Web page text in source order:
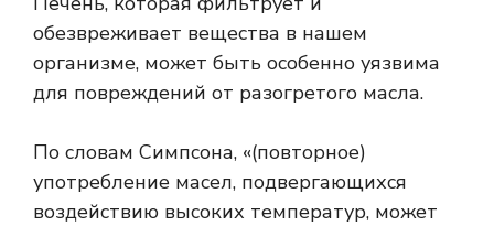
обезвреживает вещества в нашем
организме, может быть особенно уязвима
для повреждений от разогретого масла.
По словам Симпсона, «(повторное)
употребление масел, подвергающихся
воздействию высоких температур, может